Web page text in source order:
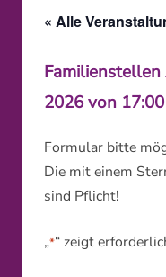
« Alle
2026 von 17:00
Formular bitte
Die mit einem
sind Pflicht!
„*“ zeigt